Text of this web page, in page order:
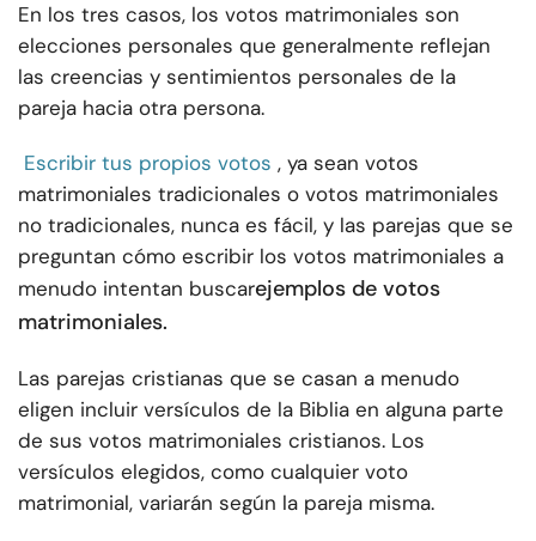
En los tres casos, los votos matrimoniales son
elecciones personales que generalmente reflejan
las creencias y sentimientos personales de la
pareja hacia otra persona.
Escribir tus propios votos , ya sean votos
matrimoniales tradicionales o votos matrimoniales
no tradicionales, nunca es fácil, y las parejas que se
preguntan cómo escribir los votos matrimoniales a
menudo intentan buscarejemplos de votos
matrimoniales.
Las parejas cristianas que se casan a menudo
eligen incluir versículos de la Biblia en alguna parte
de sus votos matrimoniales cristianos. Los
versículos elegidos, como cualquier voto
matrimonial, variarán según la pareja misma.